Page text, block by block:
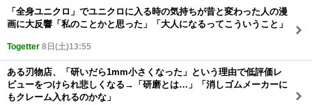
「全身ユニクロ」でユニクロに入る時の気持ちが昔と変わった人の漫
画に大反響「私のことかと思った」「大人になるってこういうこと」
Togetter 8日(土)13:55
ある刃物店、「研いだら1mm小さくなった」という理由で低評価レ
ビューをつけられ悲しくなる→「研磨とは…」「消しゴムメーカーに
もクレーム入れるのかな」